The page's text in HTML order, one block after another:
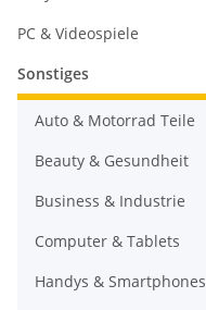
PC & Videospiele
Sonstiges
Auto & Motorrad Teile
Beauty & Gesundheit
Business & Industrie
Computer & Tablets
Handys & Smartphones